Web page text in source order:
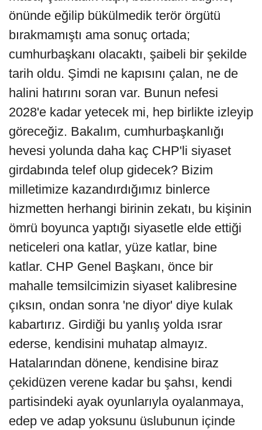
önünde eğilip bükülmedik terör örgütü
bırakmamıştı ama sonuç ortada;
cumhurbaşkanı olacaktı, şaibeli bir şekilde
tarih oldu. Şimdi ne kapısını çalan, ne de
halini hatırını soran var. Bunun nefesi
2028'e kadar yetecek mi, hep birlikte izleyip
göreceğiz. Bakalım, cumhurbaşkanlığı
hevesi yolunda daha kaç CHP'li siyaset
girdabında telef olup gidecek? Bizim
milletimize kazandırdığımız binlerce
hizmetten herhangi birinin zekatı, bu kişinin
ömrü boyunca yaptığı siyasetle elde ettiği
neticeleri ona katlar, yüze katlar, bine
katlar. CHP Genel Başkanı, önce bir
mahalle temsilcimizin siyaset kalibresine
çıksın, ondan sonra 'ne diyor' diye kulak
kabartırız. Girdiği bu yanlış yolda ısrar
ederse, kendisini muhatap almayız.
Hatalarından dönene, kendisine biraz
çekidüzen verene kadar bu şahsı, kendi
partisindeki ayak oyunlarıyla oyalanmaya,
edep ve adap yoksunu üslubunun içinde